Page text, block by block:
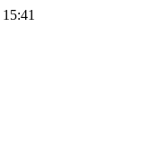
15:41